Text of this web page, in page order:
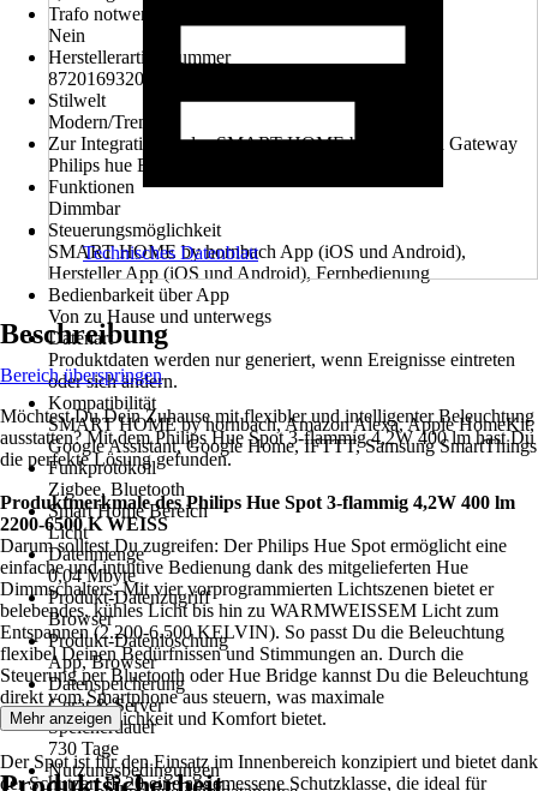
Trafo notwendig
Nein
Herstellerartikelnummer
8720169320536
Stilwelt
Modern/Trend
Zur Integration in das SMART HOME by hornbach Gateway
Philips hue Bridge erforderlich
Funktionen
Dimmbar
Steuerungsmöglichkeit
SMART HOME by hornbach App (iOS und Android),
Hersteller App (iOS und Android), Fernbedienung
Bedienbarkeit über App
Von zu Hause und unterwegs
Datenart
Produktdaten werden nur generiert, wenn Ereignisse eintreten
oder sich ändern.
Kompatibilität
SMART HOME by hornbach, Amazon Alexa, Apple HomeKit,
Google Assistant, Google Home, IFTTT, Samsung SmartThings
Funkprotokoll
Zigbee, Bluetooth
Smart Home Bereich
Licht
Datenmenge
0,04 Mbyte
Produkt-Datenzugriff
Browser
Produkt-Datenlöschung
App, Browser
Datenspeicherung
Gerät & Server
Speicherdauer
730 Tage
Nutzungsbedingungen
Technisches Datenblatt
Beschreibung
Bereich überspringen
Möchtest Du Dein Zuhause mit flexibler und intelligenter Beleuchtung
ausstatten? Mit dem Philips Hue Spot 3-flammig 4,2W 400 lm hast Du
die perfekte Lösung gefunden.
Produktmerkmale des Philips Hue Spot 3-flammig 4,2W 400 lm
2200-6500 K WEISS
Darum solltest Du zugreifen: Der Philips Hue Spot ermöglicht eine
einfache und intuitive Bedienung dank des mitgelieferten Hue
Dimmschalters. Mit vier vorprogrammierten Lichtszenen bietet er
belebendes, kühles Licht bis hin zu WARMWEISSEM Licht zum
Entspannen (2.200-6.500 KELVIN). So passt Du die Beleuchtung
flexibel Deinen Bedürfnissen und Stimmungen an. Durch die
Steuerung per Bluetooth oder Hue Bridge kannst Du die Beleuchtung
direkt vom Smartphone aus steuern, was maximale
Benutzerfreundlichkeit und Komfort bietet.
Der Spot ist für den Einsatz im Innenbereich konzipiert und bietet dank
der Schutzart IP 20 eine angemessene Schutzklasse, die ideal für
Mehr anzeigen